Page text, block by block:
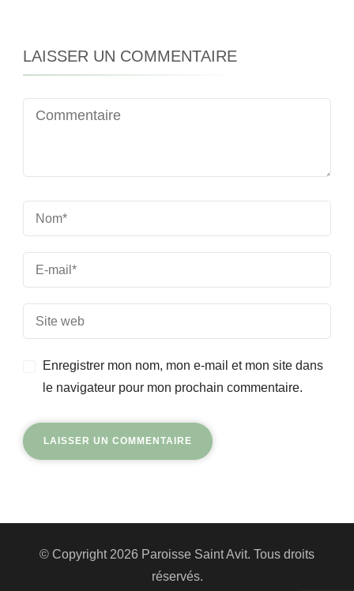
LAISSER UN COMMENTAIRE
Enregistrer mon nom, mon e-mail et mon site dans
le navigateur pour mon prochain commentaire.
© Copyright 2026 Paroisse Saint Avit. Tous droits
réservés.